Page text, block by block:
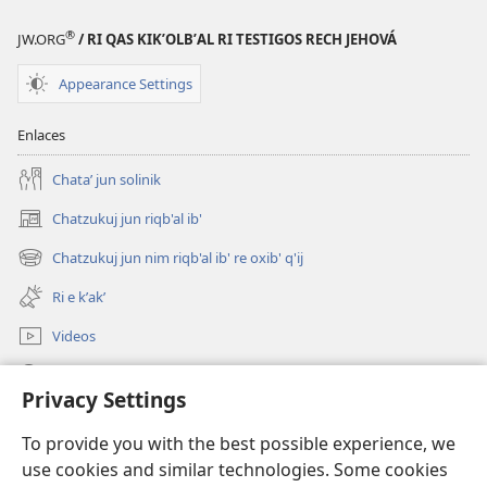
Privacy Settings
To provide you with the best possible experience, we
use cookies and similar technologies. Some cookies
JW.ORG® / RI QAS KIKʼOLBʼAL RI TESTIGOS RECH JEHOVÁ
Appearance Settings
Enlaces
Chataʼ jun solinik
Chatzukuj jun riqb'al ib'
(opens
new
window)
Chatzukuj jun nim riqb'al ib' re oxib' q'ij
(opens
new
window)
Ri e kʼakʼ
Videos
(opens
window)